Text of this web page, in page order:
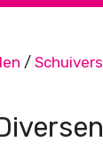
/ Schuivers